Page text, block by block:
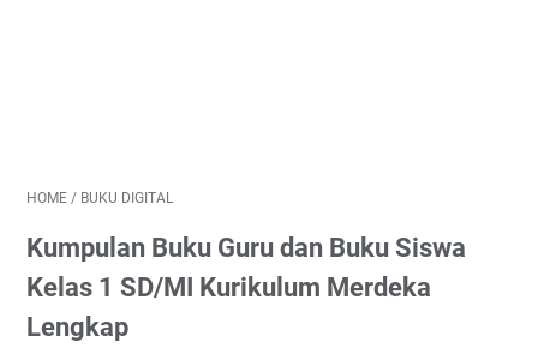
HOME / BUKU DIGITAL
Kumpulan Buku Guru dan Buku Siswa
Kelas 1 SD/MI Kurikulum Merdeka
Lengkap